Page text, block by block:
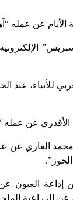
عن عمله
للأنباء، عبد
عن عمله
محمد الغازي
العيون عن
الزراعية